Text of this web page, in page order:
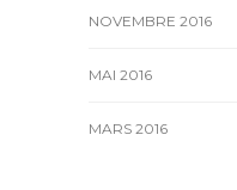
NOVEMBRE 2016
MAI 2016
MARS 2016